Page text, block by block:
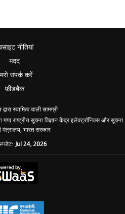
नीतियां
मदद
संपर्क करें
फ़ीडबैक
स्वामित्व वाली सामग्री
गया राष्ट्रीय सूचना विज्ञान केंद्र इलेक्ट्रॉनिक्स और सूचना
मंत्रालय, भारत सरकार
Jul 24, 2026